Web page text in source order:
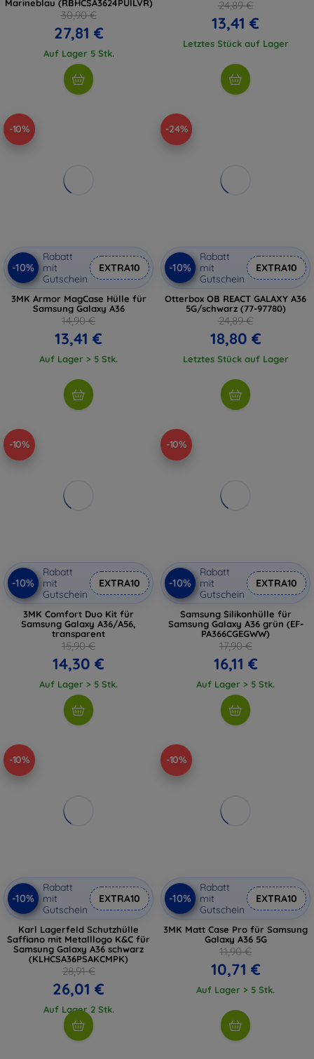
Marineblau (RBHCSA3624PUILVR)
30,90 €
27,81 €
Auf Lager 5 Stk.
24,89 €
13,41 €
Letztes Stück auf Lager
-10%
-10%
Rabatt
mit
Gutschein
EXTRA10
3MK Armor MagCase Hülle für
Samsung Galaxy A36
14,90 €
13,41 €
Auf Lager > 5 Stk.
-24%
-10%
Rabatt
mit
Gutschein
EXTRA10
Otterbox OB REACT GALAXY A36
5G/schwarz (77-97780)
24,89 €
18,80 €
Letztes Stück auf Lager
-10%
-10%
Rabatt
mit
Gutschein
EXTRA10
3MK Comfort Duo Kit für
Samsung Galaxy A36/A56,
transparent
15,90 €
14,30 €
Auf Lager > 5 Stk.
-10%
-10%
Rabatt
mit
Gutschein
EXTRA10
Samsung Silikonhülle für
Samsung Galaxy A36 grün (EF-
PA366CGEGWW)
17,90 €
16,11 €
Auf Lager > 5 Stk.
-10%
-10%
Rabatt
mit
Gutschein
EXTRA10
Karl Lagerfeld Schutzhülle
Saffiano mit Metalllogo K&C für
Samsung Galaxy A36 schwarz
(KLHCSA36PSAKCMPK)
28,91 €
26,01 €
Auf Lager 2 Stk.
-10%
-10%
Rabatt
mit
Gutschein
EXTRA10
3MK Matt Case Pro für Samsung
Galaxy A36 5G
11,90 €
10,71 €
Auf Lager > 5 Stk.